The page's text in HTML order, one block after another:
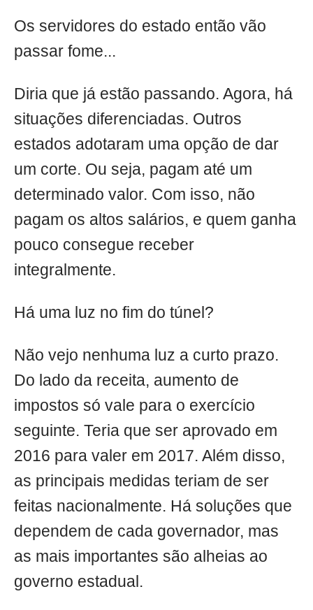
Os servidores do estado então vão
passar fome...
Diria que já estão passando. Agora, há
situações diferenciadas. Outros
estados adotaram uma opção de dar
um corte. Ou seja, pagam até um
determinado valor. Com isso, não
pagam os altos salários, e quem ganha
pouco consegue receber
integralmente.
Há uma luz no fim do túnel?
Não vejo nenhuma luz a curto prazo.
Do lado da receita, aumento de
impostos só vale para o exercício
seguinte. Teria que ser aprovado em
2016 para valer em 2017. Além disso,
as principais medidas teriam de ser
feitas nacionalmente. Há soluções que
dependem de cada governador, mas
as mais importantes são alheias ao
governo estadual.